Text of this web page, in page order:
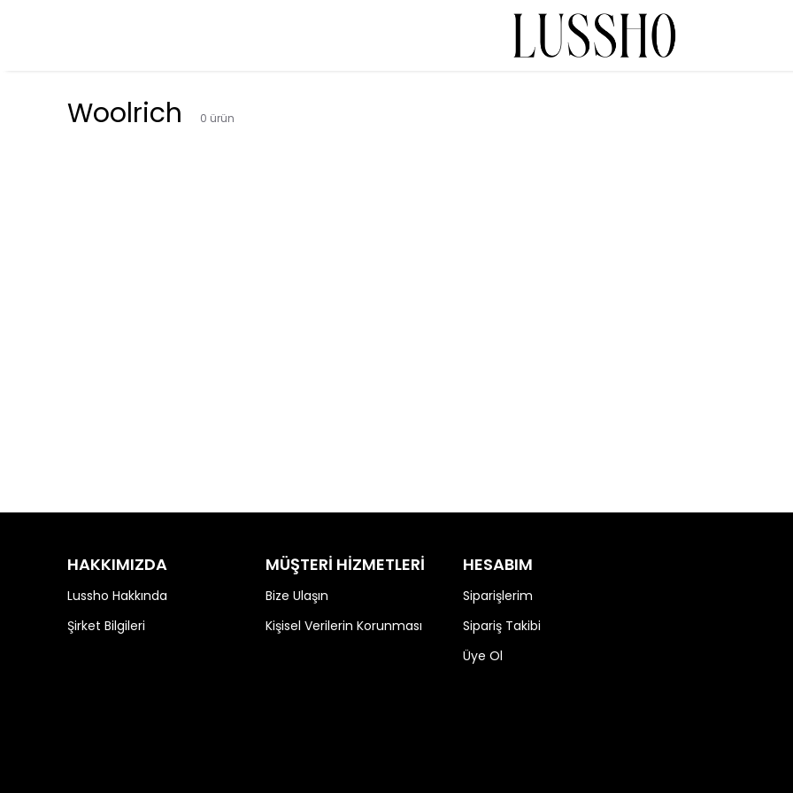
Woolrich 0 ürün
HAKKIMIZDA
Lussho Hakkında
Şirket Bilgileri
MÜŞTERİ HİZMETLERİ
Bize Ulaşın
Kişisel Verilerin Korunması
HESABIM
Siparişlerim
Sipariş Takibi
Üye Ol